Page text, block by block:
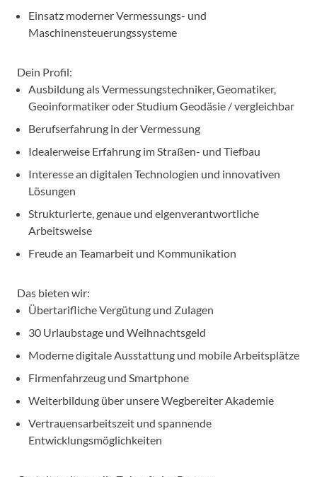
Einsatz moderner Vermessungs- und
Maschinensteuerungssysteme
Dein Profil:
Ausbildung als Vermessungstechniker, Geomatiker,
Geoinformatiker oder Studium Geodäsie / vergleichbar
Berufserfahrung in der Vermessung
Idealerweise Erfahrung im Straßen- und Tiefbau
Interesse an digitalen Technologien und innovativen
Lösungen
Strukturierte, genaue und eigenverantwortliche
Arbeitsweise
Freude an Teamarbeit und Kommunikation
Das bieten wir:
Übertarifliche Vergütung und Zulagen
30 Urlaubstage und Weihnachtsgeld
Moderne digitale Ausstattung und mobile Arbeitsplätze
Firmenfahrzeug und Smartphone
Weiterbildung über unsere Wegbereiter Akademie
Vertrauensarbeitszeit und spannende
Entwicklungsmöglichkeiten